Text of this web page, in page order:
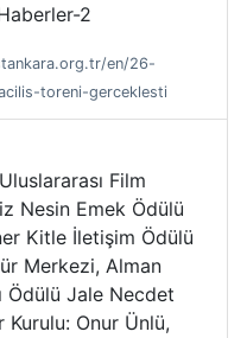
2
en/26-
toreni-gerceklesti
Film
Nesin Emek Ödülü
Kitle İletişim Ödülü
Merkezi, Alman
Ödülü Jale Necdet
Onur Ünlü,